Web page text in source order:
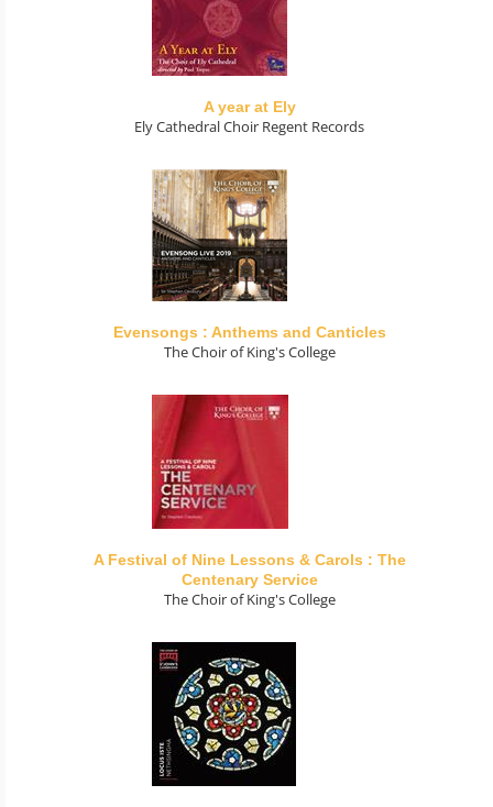
A year at Ely
Ely Cathedral Choir Regent Records
Evensongs : Anthems and Canticles
The Choir of King's College
A Festival of Nine Lessons & Carols : The
Centenary Service
The Choir of King's College